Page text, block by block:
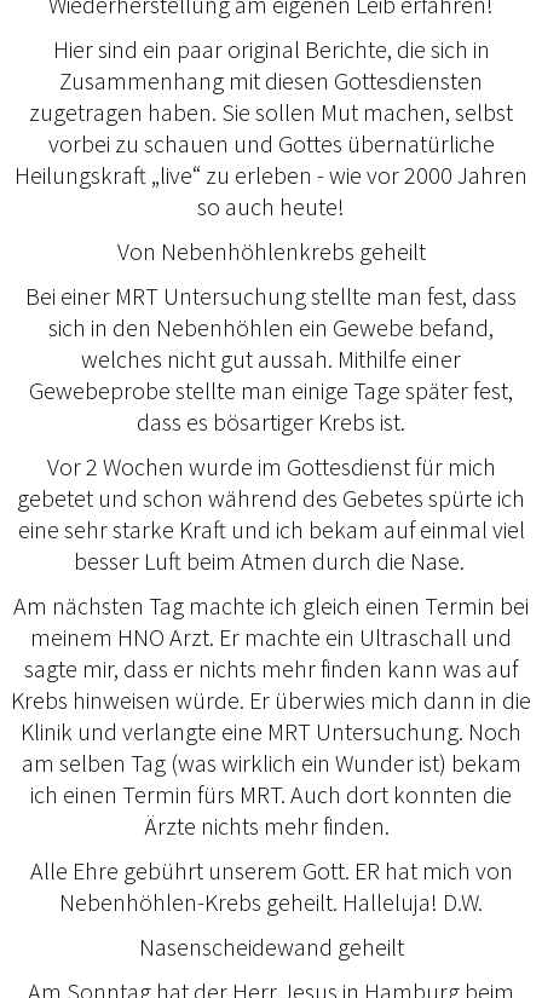
Hier sind ein paar original Berichte, die sich in
Zusammenhang mit diesen Gottesdiensten
zugetragen haben. Sie sollen Mut machen, selbst
vorbei zu schauen und Gottes übernatürliche
Heilungskraft „live“ zu erleben - wie vor 2000 Jahren
so auch heute!
Von Nebenhöhlenkrebs geheilt
Bei einer MRT Untersuchung stellte man fest, dass
sich in den Nebenhöhlen ein Gewebe befand,
welches nicht gut aussah. Mithilfe einer
Gewebeprobe stellte man einige Tage später fest,
dass es bösartiger Krebs ist.
Vor 2 Wochen wurde im Gottesdienst für mich
gebetet und schon während des Gebetes spürte ich
eine sehr starke Kraft und ich bekam auf einmal viel
besser Luft beim Atmen durch die Nase.
Am nächsten Tag machte ich gleich einen Termin bei
meinem HNO Arzt. Er machte ein Ultraschall und
sagte mir, dass er nichts mehr finden kann was auf
Krebs hinweisen würde. Er überwies mich dann in die
Klinik und verlangte eine MRT Untersuchung. Noch
am selben Tag (was wirklich ein Wunder ist) bekam
ich einen Termin fürs MRT. Auch dort konnten die
Ärzte nichts mehr finden.
Alle Ehre gebührt unserem Gott. ER hat mich von
Nebenhöhlen-Krebs geheilt. Halleluja! D.W.
Nasenscheidewand geheilt
Am Sonntag hat der Herr Jesus in Hamburg beim